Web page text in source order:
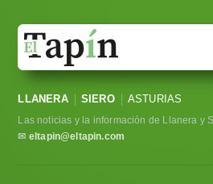
Sociedad
Política
LLANERA SIERO ASTURIAS
Las noticias y la información de Llanera y
✉ eltapin@eltapin.com